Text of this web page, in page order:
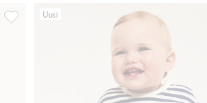
Collegehousut pitsiyksityiskohdilla, Lisää
Uusi